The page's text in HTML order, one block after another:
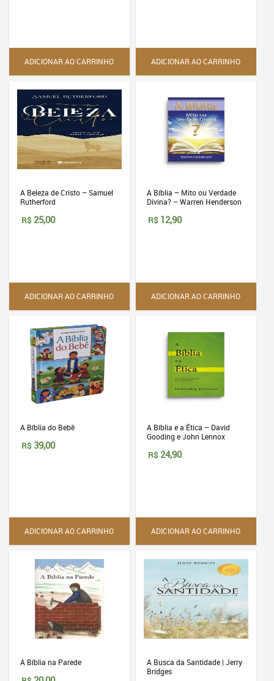
ADICIONAR AO CARRINHO ADICIONAR AO CARRINHO
A Beleza de Cristo – Samuel
Rutherford
R$ 25,00
ADICIONAR AO CARRINHO
A Bíblia – Mito ou Verdade
Divina? – Warren Henderson
R$ 12,90
ADICIONAR AO CARRINHO
A Bíblia do Bebê
R$ 39,00
ADICIONAR AO CARRINHO
A Bíblia e a Ética – David
Gooding e John Lennox
R$ 24,90
ADICIONAR AO CARRINHO
A Bíblia na Parede
A Busca da Santidade | Jerry
Bridges